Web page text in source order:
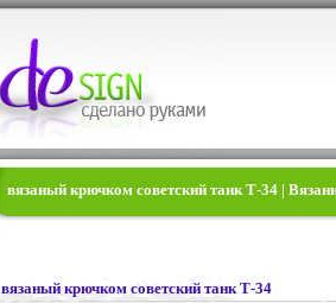
вязаный крючком советский танк Т-34 |
вязаный крючком советский танк Т-34